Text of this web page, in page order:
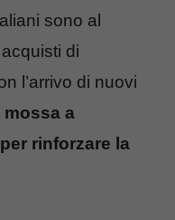
sono al
di
l’arrivo di nuovi
a
rinforzare la